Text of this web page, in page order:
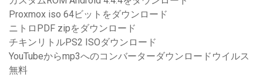
Proxmox iso 64ビットをダウンロード
ニトロPDF zipをダウンロード
チキンリトルPS2 ISOダウンロード
YouTubeからmp3へのコンバーターダウンロードウイルス
無料